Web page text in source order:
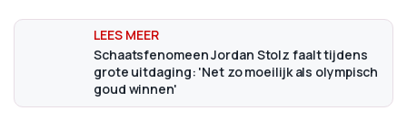
Schaatsfenomeen Jordan Stolz faalt tijdens
grote uitdaging: 'Net zo moeilijk als olympisch
goud winnen'